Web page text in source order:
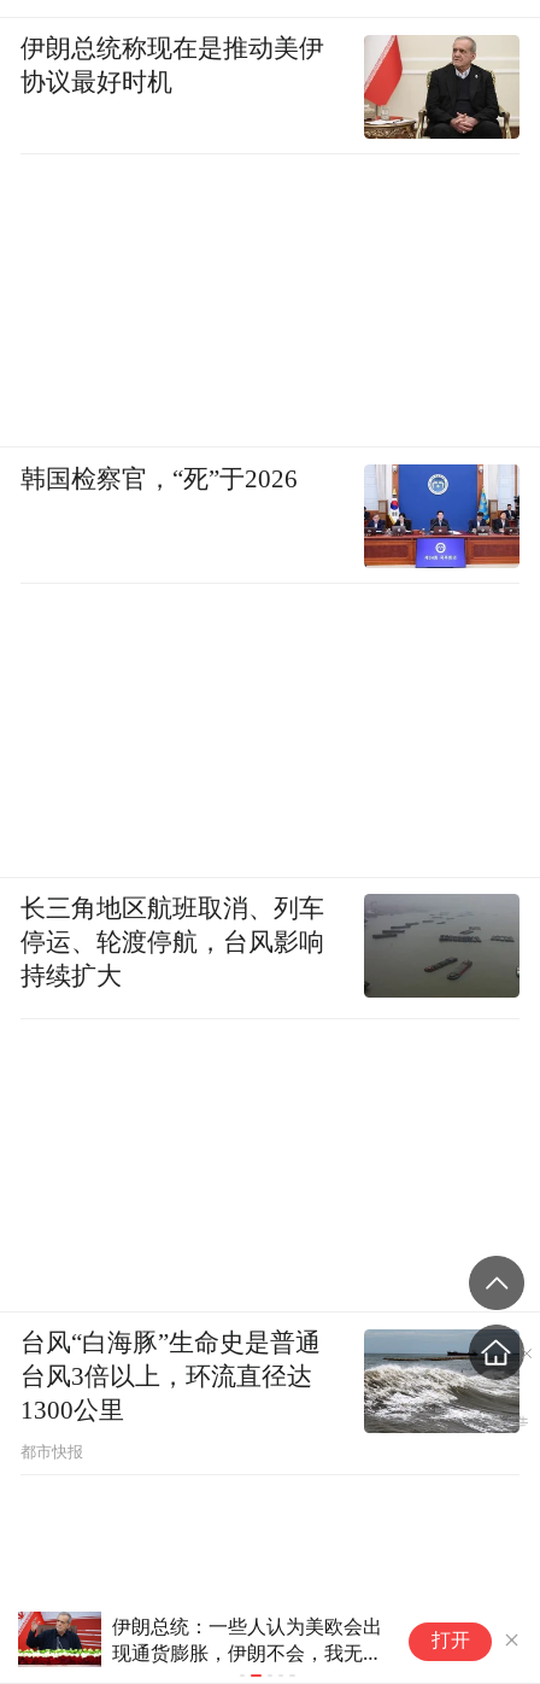
创新夜游消费场景，四条泉城
City walk线路走红
打开
伊朗总统称现在是推动美伊
协议最好时机
韩国检察官，“死”于2026
长三角地区航班取消、列车
停运、轮渡停航，台风影响
持续扩大
台风“白海豚”生命史是普通
台风3倍以上，环流直径达
1300公里
都市快报